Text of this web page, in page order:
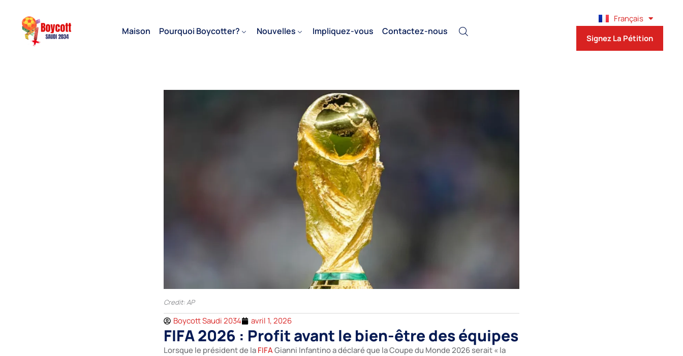
Maison Pourquoi Boycotter? Nouvelles Impliquez-vous Contactez-nous
Français
Español
Signez La Pétition
Credit: AP
Boycott Saudi 2034 avril 1, 2026
FIFA 2026 : Profit avant le bien-être des équipes
Lorsque le président de laFIFAGianni Infantino a déclaré que la Coupe du Monde 2026 serait « la